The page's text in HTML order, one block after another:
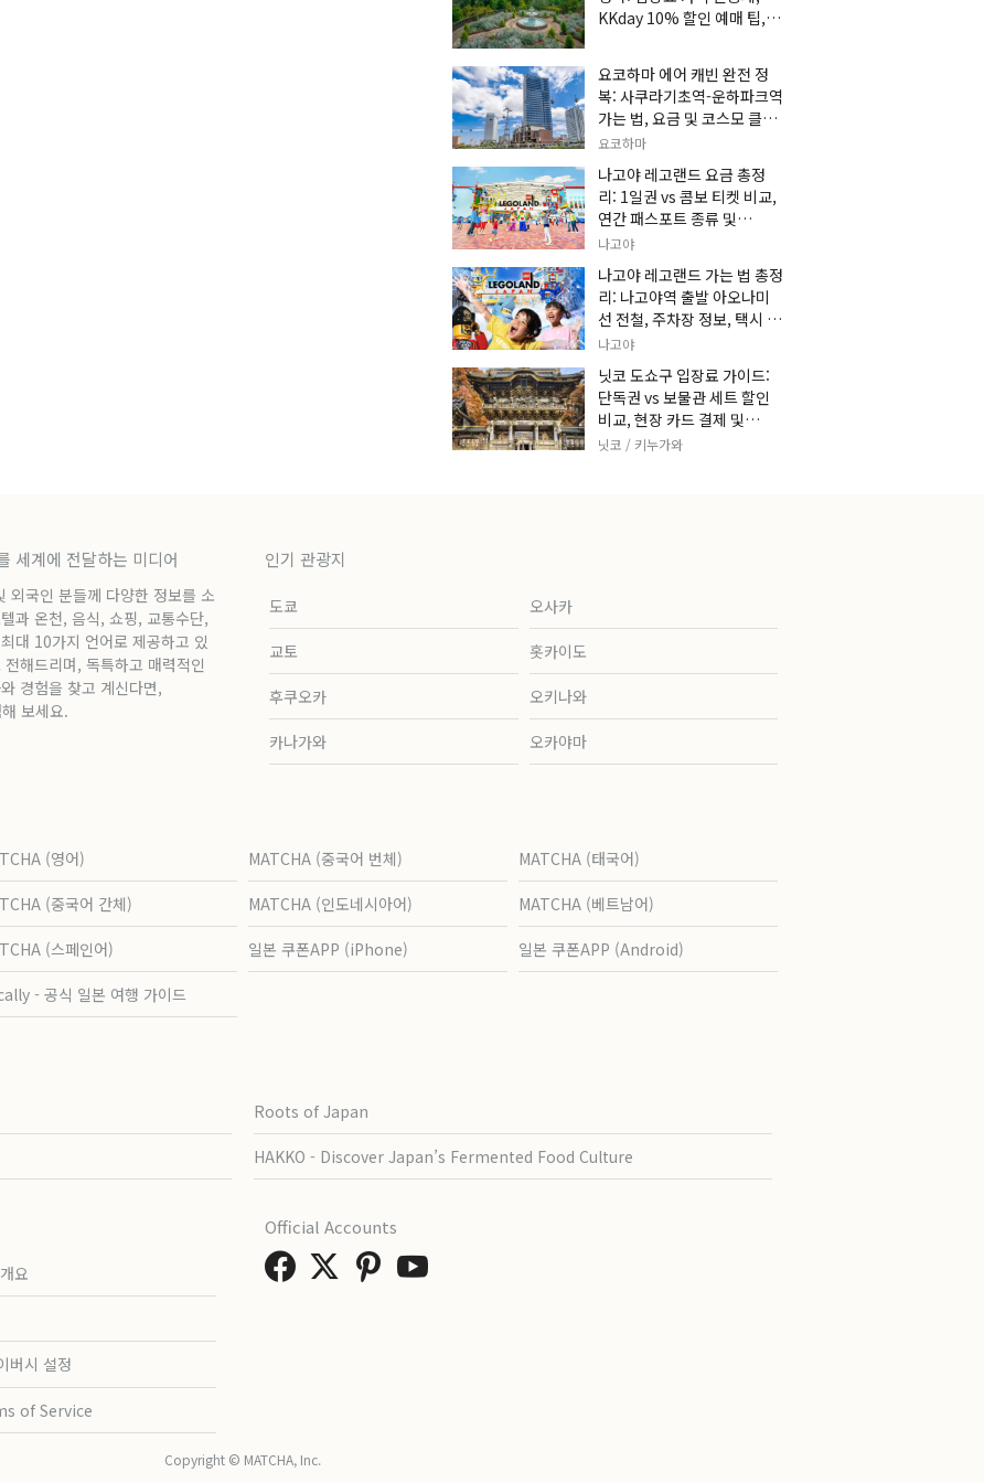
KKday 10% 할인 예매 팁, 쿠
요코하마 에어 캐빈 완전 정
복: 사쿠라기초역-운하파크역
가는 법, 요금 및 코스모 클락
세트권 할인, 추천 관광 코스
총정리
요코하마
나고야 레고랜드 요금 총정
리: 1일권 vs 콤보 티켓 비교,
연간 패스포트 종류 및
KKday 온라인 사전 할인 예
매 팁
나고야
나고야 레고랜드 가는 법 총정
리: 나고야역 출발 아오나미
선 전철, 주차장 정보, 택시 요
금 및 입장권 예약 팁
나고야
닛코 도쇼구 입장료 가이드:
단독권 vs 보물관 세트 할인
비교, 현장 카드 결제 및
KKday 사전 예매 팁
닛코 / 키누가와
세계에 전달하는 미디어
외국인 분들께 다양한 정보를 소
과 온천, 음식, 쇼핑, 교통수단,
대 10가지 언어로 제공하고 있
해드리며, 독특하고 매력적인
경험을 찾고 계신다면,
보세요.
인기 관광지
도쿄 오사카
교토 홋카이도
후쿠오카 오키나와
카나가와 오카야마
(영어) MATCHA (중국어 번체) MATCHA (태국어)
(중국어 간체) MATCHA (인도네시아어) MATCHA (베트남어)
(스페인어) 일본 쿠폰APP (iPhone) 일본 쿠폰APP (Android)
- 공식 일본 여행 가이드
Roots of Japan
HAKKO - Discover Japan’s Fermented Food Culture
요
버시 설정
of Service
Official Accounts
Copyright © MATCHA, Inc.